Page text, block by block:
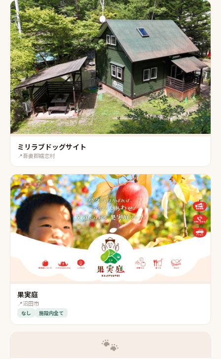
ミリラブドッグサイト
📍吾妻郡嬬恋村
果実庭
📍沼田市
なし 施設内全て
🐾